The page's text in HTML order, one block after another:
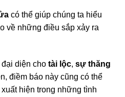
có thể giúp chúng ta hiểu
về những điều sắp xảy ra
diện cho tài lộc, sự thăng
điềm báo này cũng có thể
hiện trong những tình